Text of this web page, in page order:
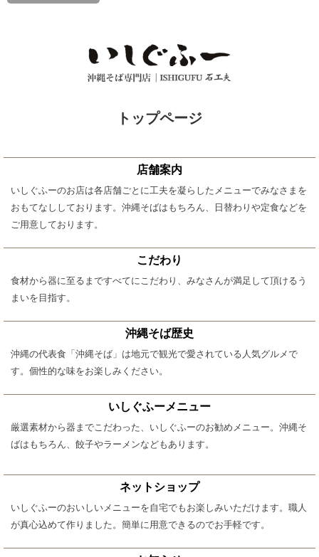
トップページ
店舗案内
いしぐふーのお店は各店舗ごとに工夫を凝らしたメニューでみなさまを
おもてなししております。沖縄そばはもちろん、日替わりや定食などを
ご用意しております。
こだわり
食材から器に至るまですべてにこだわり、みなさんが満足して頂けるう
まいを目指す。
沖縄そば歴史
沖縄の代表食「沖縄そば」は地元で観光で愛されている人気グルメで
す。個性的な味をお楽しみください。
いしぐふーメニュー
厳選素材から器までこだわった、いしぐふーのお勧めメニュー。沖縄そ
ばはもちろん、餃子やラーメンなどもあります。
ネットショップ
いしぐふーのおいしいメニューを自宅でもお楽しみいただけます。職人
が真心込めて作りました。簡単に用意できるのでお手軽です。